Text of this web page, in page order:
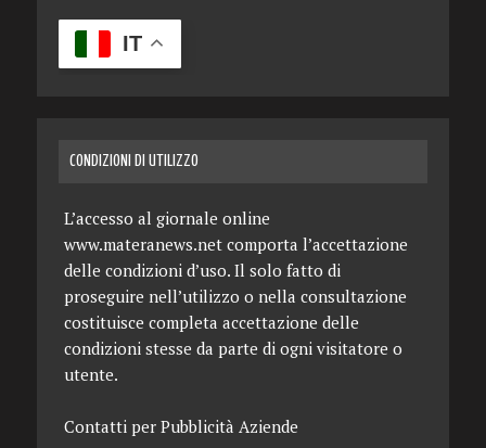
IT
CONDIZIONI DI UTILIZZO
L’accesso al giornale online
www.materanews.net comporta l’accettazione
delle condizioni d’uso. Il solo fatto di
proseguire nell’utilizzo o nella consultazione
costituisce completa accettazione delle
condizioni stesse da parte di ogni visitatore o
utente.
Contatti per Pubblicità Aziende